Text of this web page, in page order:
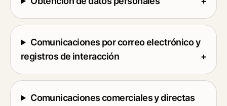
Comunicaciones por correo electrónico y
registros de interacción
+
Comunicaciones comerciales y directas